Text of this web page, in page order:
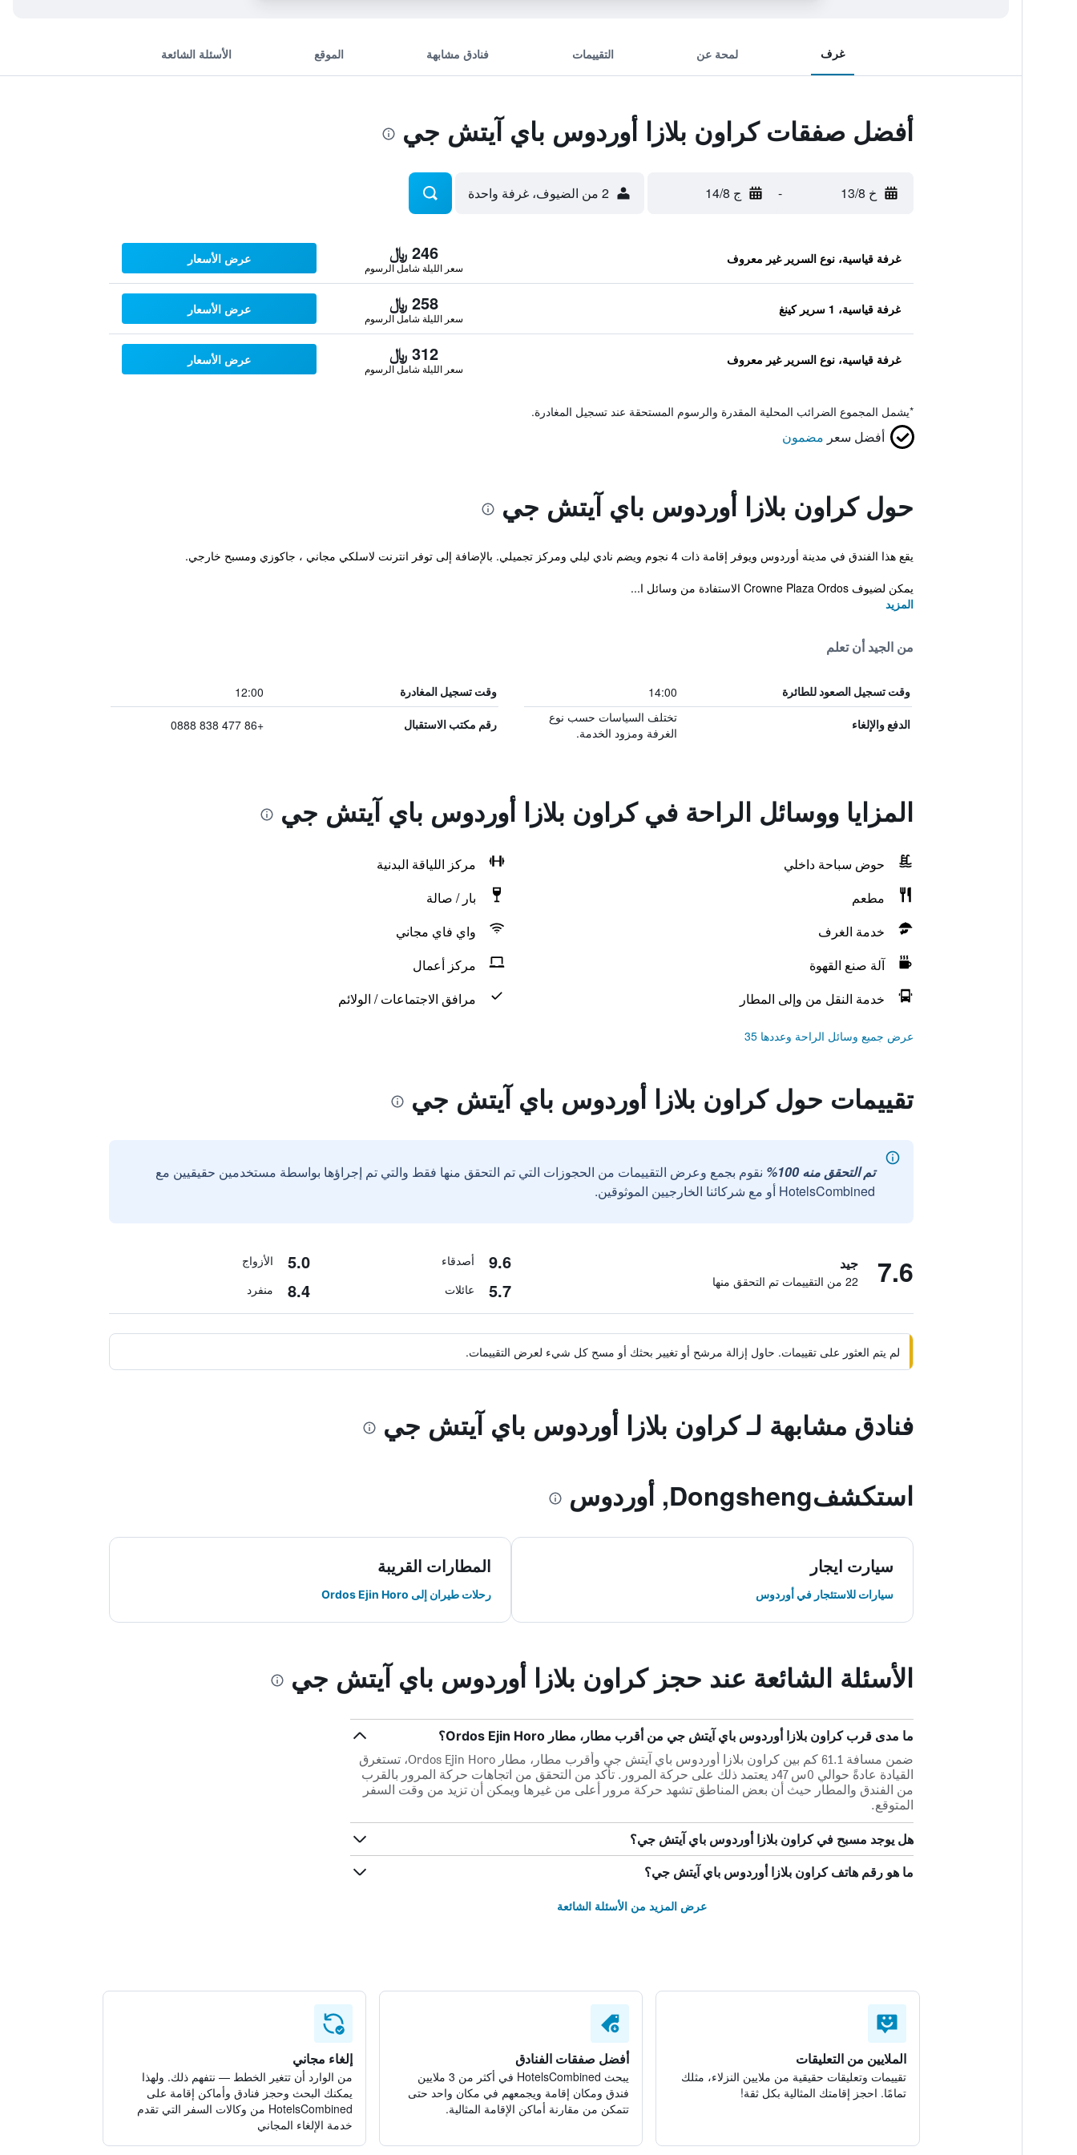
غرف لمحة عن التقييمات فنادق مشابهة الموقع الأسئلة الشائعة
أفضل صفقات كراون بلازا أوردوس باي آيتش جي
خ 13/8 - ج 14/8 2 من الضيوف، غرفة واحدة
غرفة قياسية، نوع السرير غير معروف 246 ﷼
سعر الليلة شامل الرسوم
عرض الأسعار
غرفة قياسية، 1 سرير كينغ 258 ﷼
سعر الليلة شامل الرسوم
عرض الأسعار
غرفة قياسية، نوع السرير غير معروف 312 ﷼
سعر الليلة شامل الرسوم
عرض الأسعار
*يشمل المجموع الضرائب المحلية المقدرة والرسوم المستحقة عند تسجيل المغادرة.
أفضل سعر مضمون
حول كراون بلازا أوردوس باي آيتش جي
يقع هذا الفندق في مدينة أوردوس ويوفر إقامة ذات 4 نجوم ويضم نادي ليلي ومركز تجميلي. بالإضافة إلى توفر انترنت لاسلكي مجاني ، جاكوزي ومسبح خارجي.
يمكن لضيوف Crowne Plaza Ordos الاستفادة من وسائل ا...
المزيد
من الجيد أن تعلم
وقت تسجيل الصعود للطائرة 14:00 وقت تسجيل المغادرة 12:00
الدفع والإلغاء
تختلف السياسات حسب نوع
الغرفة ومزود الخدمة.
رقم مكتب الاستقبال +86 477 838 0888
المزايا ووسائل الراحة في كراون بلازا أوردوس باي آيتش جي
حوض سباحة داخلي
مركز اللياقة البدنية
مطعم
بار / صالة
خدمة الغرف
واي فاي مجاني
آلة صنع القهوة
مركز أعمال
خدمة النقل من وإلى المطار
مرافق الاجتماعات / الولائم
عرض جميع وسائل الراحة وعددها 35
تقييمات حول كراون بلازا أوردوس باي آيتش جي
تم التحقق منه 100%
نقوم بجمع وعرض التقييمات من الحجوزات التي تم التحقق منها فقط والتي تم إجراؤها بواسطة مستخدمين حقيقيين مع
HotelsCombined أو مع شركائنا الخارجيين الموثوقين.
7.6 جيد
22 من التقييمات تم التحقق منها
9.6 أصدقاء 5.0 الأزواج
5.7 عائلات 8.4 منفرد
لم يتم العثور على تقييمات. حاول إزالة مرشح أو تغيير بحثك أو مسح كل شيء لعرض التقييمات.
فنادق مشابهة لـ كراون بلازا أوردوس باي آيتش جي
استكشفDongsheng, أوردوس
سيارت ايجار
سيارات للاستئجار في أوردوس
المطارات القريبة
رحلات طيران إلى Ordos Ejin Horo
الأسئلة الشائعة عند حجز كراون بلازا أوردوس باي آيتش جي
ما مدى قرب كراون بلازا أوردوس باي آيتش جي من أقرب مطار، مطار Ordos Ejin Horo؟
ضمن مسافة 61.1 كم بين كراون بلازا أوردوس باي آيتش جي وأقرب مطار، مطار Ordos Ejin Horo، تستغرق
القيادة عادةً حوالي 0س 47د يعتمد ذلك على حركة المرور. تأكد من التحقق من اتجاهات حركة المرور بالقرب
من الفندق والمطار حيث أن بعض المناطق تشهد حركة مرور أعلى من غيرها ويمكن أن تزيد من وقت السفر
المتوقع.
هل يوجد مسبح في كراون بلازا أوردوس باي آيتش جي؟
ما هو رقم هاتف كراون بلازا أوردوس باي آيتش جي؟
عرض المزيد من الأسئلة الشائعة
الملايين من التعليقات
تقييمات وتعليقات حقيقية من ملايين النزلاء، مثلك
تمامًا. احجز إقامتك المثالية بكل ثقة!
أفضل صفقات الفنادق
يبحث HotelsCombined في أكثر من 3 ملايين
فندق ومكان إقامة ويجمعهم في مكان واحد حتى
تتمكن من مقارنة أماكن الإقامة المثالية.
إلغاء مجاني
من الوارد أن تتغير الخطط — نتفهم ذلك. ولهذا
يمكنك البحث وحجز فنادق وأماكن إقامة على
HotelsCombined من وكالات السفر التي تقدم
خدمة الإلغاء المجاني